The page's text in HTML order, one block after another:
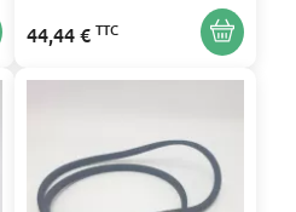
44,44 € TTC